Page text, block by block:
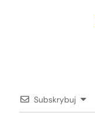
Subskrybuj